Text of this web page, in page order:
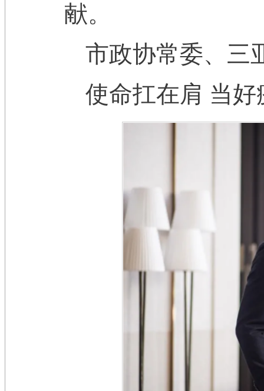
献。
市政协常委、
使命扛在肩 当好